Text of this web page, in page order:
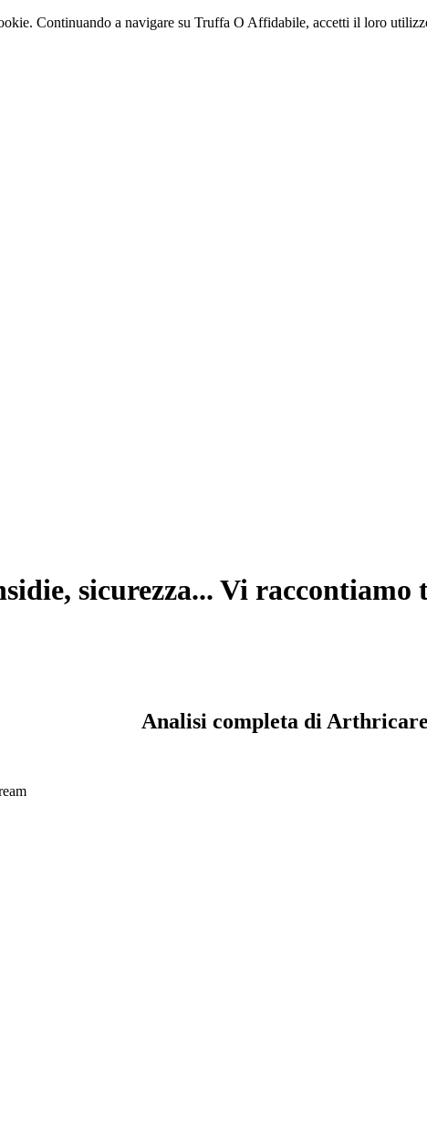
Continuando a navigare su Truffa O Affidabile, accetti il loro
sicurezza... Vi raccontiamo
Analisi completa di Arthricare